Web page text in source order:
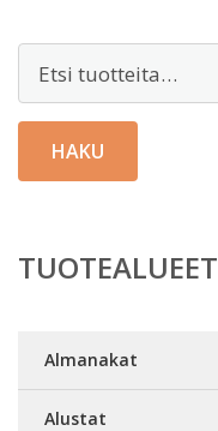
HAKU
TUOTEALUEET
Almanakat
Alustat